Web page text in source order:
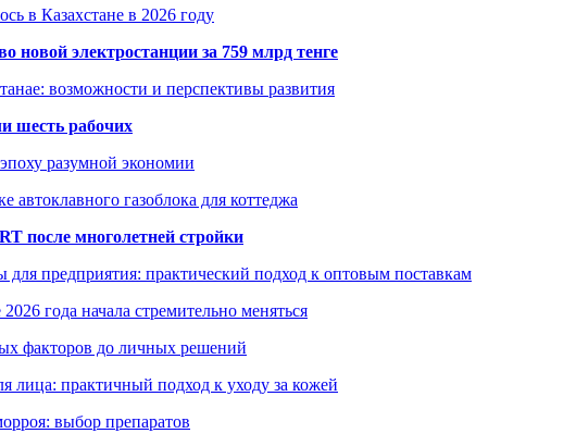
в Казахстане в 2026 году
новой электростанции за 759 млрд тенге
возможности и перспективы развития
шесть рабочих
разумной экономии
газоблока для коттеджа
после многолетней стройки
для предприятия: практический подход к оптовым поставкам
года начала стремительно меняться
факторов до личных решений
практичный подход к уходу за кожей
выбор препаратов